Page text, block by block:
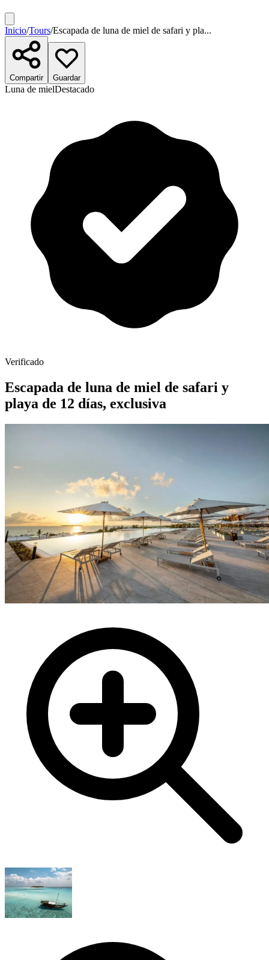
Inicio/Tours/Escapada de luna de miel de safari y pla...
Compartir Guardar
Luna de mielDestacado
Verificado
Escapada de luna de miel de safari y
playa de 12 días, exclusiva